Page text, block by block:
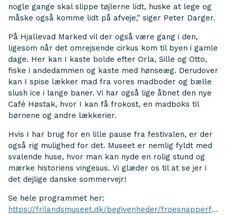
nogle gange skal slippe tøjlerne lidt, huske at lege og
måske også komme lidt på afveje," siger Peter Darger.
På Hjallevad Marked vil der også være gang i den,
ligesom når det omrejsende cirkus kom til byen i gamle
dage. Her kan I kaste bolde efter Orla, Sille og Otto,
fiske i andedammen og kaste med hønseæg. Derudover
kan I spise lækker mad fra vores madboder og bælle
slush ice i lange baner. Vi har også lige åbnet den nye
Café Høstak, hvor I kan få frokost, en madboks til
børnene og andre lækkerier.
Hvis I har brug for en lille pause fra festivalen, er der
også rig mulighed for det. Museet er nemlig fyldt med
svalende huse, hvor man kan nyde en rolig stund og
mærke historiens vingesus. Vi glæder os til at se jer i
det dejlige danske sommervejr!
Se hele programmet her:
https://frilandsmuseet.dk/begivenheder/froesnapperfestival